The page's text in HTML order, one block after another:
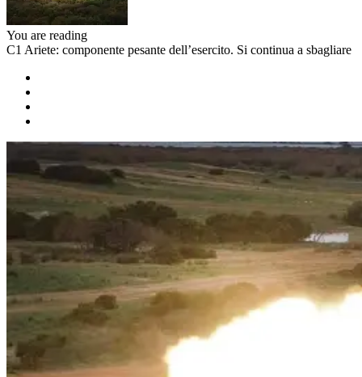
You are reading
C1 Ariete: componente pesante dell’esercito. Si continua a sbagliare